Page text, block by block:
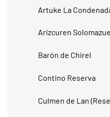
Artuke La
Arizcuren
Barón de Chirel
Contino Reserva
Culmen de Lan